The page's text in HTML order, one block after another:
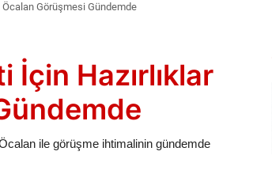
Öcalan Görüşmesi Gündemde
Hazırlıklar
ile görüşme ihtimalinin gündemde